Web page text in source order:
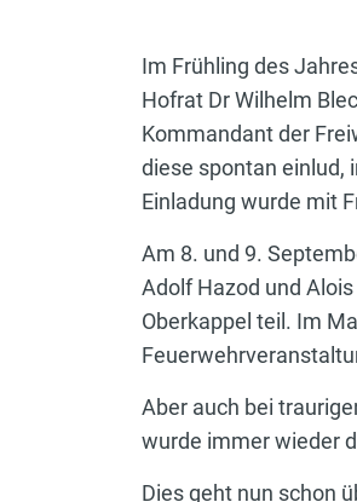
Im Frühling des
Hofrat Dr Wilhelm
Kommandant der
diese spontan einlud,
Einladung wurde mit
Am 8. und 9.
Adolf Hazod und
Oberkappel teil. Im
Aber auch bei
wurde immer wieder
Dies geht nun schon